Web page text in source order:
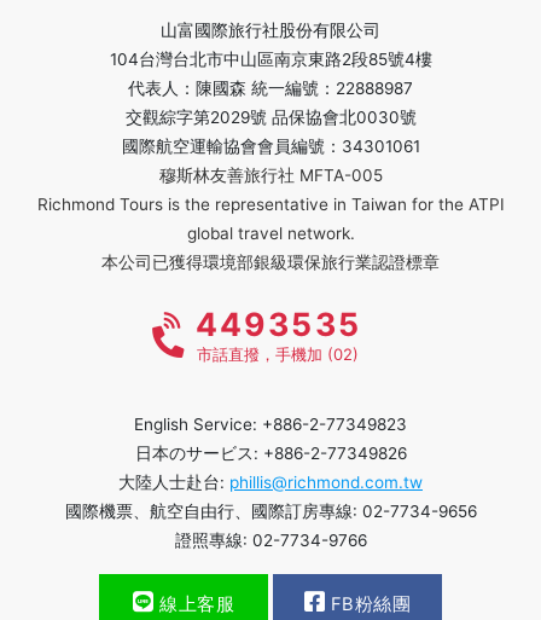
山富國際旅行社股份有限公司
104台灣台北市中山區南京東路2段85號4樓
代表人：陳國森 統一編號：22888987
交觀綜字第2029號 品保協會北0030號
國際航空運輸協會會員編號：34301061
穆斯林友善旅行社 MFTA-005
Richmond Tours is the representative in Taiwan for the ATPI
global travel network.
本公司已獲得環境部銀級環保旅行業認證標章
4493535
市話直撥，手機加 (02)
English Service: +886-2-77349823
日本のサービス: +886-2-77349826
大陸人士赴台: phillis@richmond.com.tw
國際機票、航空自由行、國際訂房專線: 02-7734-9656
證照專線: 02-7734-9766
線上客服 FB粉絲團